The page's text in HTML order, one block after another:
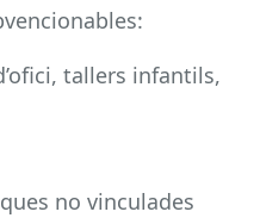
tallers infantils,
no vinculades